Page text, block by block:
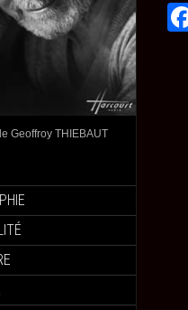
Geoffroy THIEBAUT